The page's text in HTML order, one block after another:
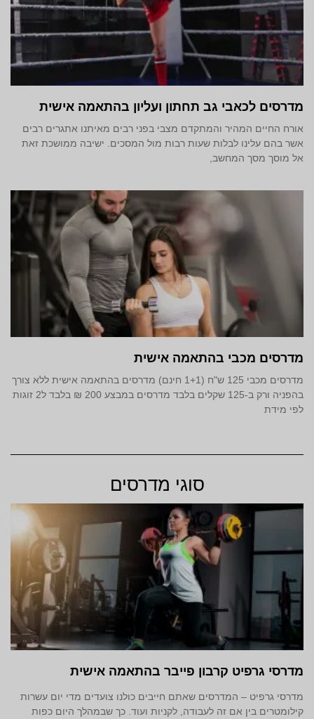
מדרסים לכאבי גב תחתון ועליון בהתאמה אישית
אורח החיים המהיר והמתקדם מצבי בפני רבים מאיתנו אתגרים רבים
אשר בהם עלינו לבלות שעות רבות מול המסכים. ישיבה ממושכת זאת
אל מוסך מסך המחשב,
מדרסים מכבי בהתאמה אישית
מדרסים מכבי 125 ש"ח (1+1 חינם) מדרסים בהתאמה אישית ללא צורך
בהפניה ורק ב-125 שקלים בלבד מדרסים במבצע 200 ₪ בלבד ל2 זוגות
לפי מידת
סוגי מדרסים
מדרסי גרפיט קרבון פייבר בהתאמה אישית
מדרסי גרפיט – המדרסים שאתם חייבים כולנו צועדים מדי יום עשרות
קילומטרים בין אם זה לעבודה, לקניות ועוד. כך שבמהלך היום כפות